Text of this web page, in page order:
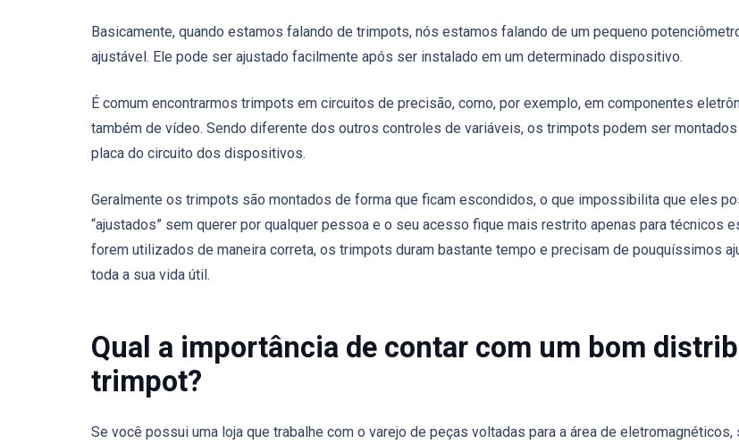
Basicamente, quando estamos falando de trimpots, nós estamos falando de um pequeno
ajustável. Ele pode ser ajustado facilmente após ser instalado em um determinado dispositivo.
É comum encontrarmos trimpots em circuitos de precisão, como, por exemplo, em componentes
também de vídeo. Sendo diferente dos outros controles de variáveis, os trimpots podem ser
placa do circuito dos dispositivos.
Geralmente os trimpots são montados de forma que ficam escondidos, o que impossibilita que eles
“ajustados” sem querer por qualquer pessoa e o seu acesso fique mais restrito apenas para técnicos
forem utilizados de maneira correta, os trimpots duram bastante tempo e precisam de pouquíssimos
toda a sua vida útil.
Qual a importância de contar com um bom
trimpot?
Se você possui uma loja que trabalhe com o varejo de peças voltadas para a área de eletromagnéticos,